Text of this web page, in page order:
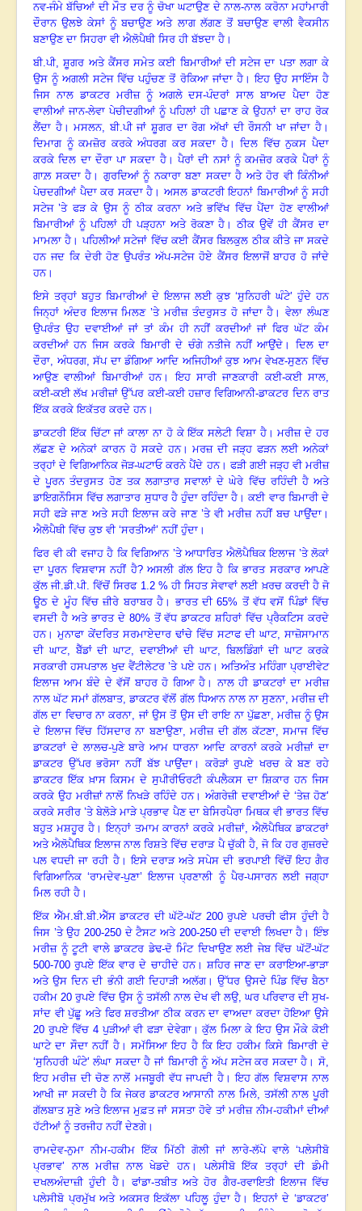
ਨਵ-ਜੰਮੇ ਬੱਚਿਆਂ ਦੀ ਮੌਤ ਦਰ ਨੂੰ ਚੋਖਾ ਘਟਾਉਣ ਦੇ ਨਾਲ-ਨਾਲ ਕਰੋਨਾ ਮਹਾਂਮਾਰੀ
ਦੌਰਾਨ ਉਲਝੇ ਕੇਸਾਂ ਨੂੰ ਬਚਾਉਣ ਅਤੇ ਲਾਗ ਲੱਗਣ ਤੋਂ ਬਚਾਉਣ ਵਾਲੀ ਵੈਕਸੀਨ
ਬਣਾਉਣ ਦਾ ਸਿਹਰਾ ਵੀ ਐਲੋਪੈਥੀ ਸਿਰ ਹੀ ਬੱਝਦਾ ਹੈ ।
ਬੀ.ਪੀ, ਸ਼ੂਗਰ ਅਤੇ ਕੈਂਸਰ ਸਮੇਤ ਕਈ ਬਿਮਾਰੀਆਂ ਦੀ ਸਟੇਜ ਦਾ ਪਤਾ ਲਗਾ ਕੇ
ਉਸ ਨੂੰ ਅਗਲੀ ਸਟੇਜ ਵਿੱਚ ਪਹੁੰਚਣ ਤੋਂ ਰੋਕਿਆ ਜਾਂਦਾ ਹੈ।ਇਹ ਉਹ ਸਾਇੰਸ ਹੈ
ਜਿਸ ਨਾਲ ਡਾਕਟਰ ਮਰੀਜ਼ ਨੂੰ ਅਗਲੇ ਦਸ-ਪੰਦਰਾਂ ਸਾਲ ਬਾਅਦ ਪੈਦਾ ਹੋਣ
ਵਾਲੀਆਂ ਜਾਨ-ਲੇਵਾ ਪੇਚੀਦਗੀਆਂ ਨੂੰ ਪਹਿਲਾਂ ਹੀ ਪਛਾਣ ਕੇ ਉਹਨਾਂ ਦਾ ਰਾਹ ਰੋਕ
ਲੈਂਦਾ ਹੈ।ਮਸਲਨ, ਬੀ.ਪੀ ਜਾਂ ਸ਼ੂਗਰ ਦਾ ਰੋਗ ਅੱਖਾਂ ਦੀ ਰੌਸਨੀ ਖਾ ਜਾਂਦਾ ਹੈ।
ਦਿਮਾਗ ਨੂੰ ਕਮਜ਼ੋਰ ਕਰਕੇ ਅੰਧਰਗ ਕਰ ਸਕਦਾ ਹੈ। ਦਿਲ ਵਿੱਚ ਨੁਕਸ ਪੈਦਾ
ਕਰਕੇ ਦਿਲ ਦਾ ਦੌਰਾ ਪਾ ਸਕਦਾ ਹੈ। ਪੈਰਾਂ ਦੀ ਨਸਾਂ ਨੂੰ ਕਮਜ਼ੋਰ ਕਰਕੇ ਪੈਰਾਂ ਨੂੰ
ਗਾਲ਼ ਸਕਦਾ ਹੈ। ਗੁਰਦਿਆਂ ਨੂੰ ਨਕਾਰਾ ਬਣਾ ਸਕਦਾ ਹੈ ਅਤੇ ਹੋਰ ਵੀ ਕਿੰਨੀਆਂ
ਪੇਚਦਗੀਆਂ ਪੈਦਾ ਕਰ ਸਕਦਾ ਹੈ ।ਅਸਲ ਡਾਕਟਰੀ ਇਹਨਾਂ ਬਿਮਾਰੀਆਂ ਨੂੰ ਸਹੀ
ਸਟੇਜ ’ਤੇ ਫੜ ਕੇ ਉਸ ਨੂੰ ਠੀਕ ਕਰਨਾ ਅਤੇ ਭਵਿੱਖ ਵਿੱਚ ਪੈਂਦਾ ਹੋਣ ਵਾਲੀਆਂ
ਬਿਮਾਰੀਆਂ ਨੂੰ ਪਹਿਲਾਂ ਹੀ ਪੜ੍ਹਨਾ ਅਤੇ ਰੋਕਣਾ ਹੈ ।ਠੀਕ ਉਵੇਂ ਹੀ ਕੈਂਸਰ ਦਾ
ਮਾਮਲਾ ਹੈ । ਪਹਿਲੀਆਂ ਸਟੇਜਾਂ ਵਿੱਚ ਕਈ ਕੈਂਸਰ ਬਿਲਕੁਲ ਠੀਕ ਕੀਤੇ ਜਾ ਸਕਦੇ
ਹਨ ਜਦ ਕਿ ਦੇਰੀ ਹੋਣ ਉਪਰੰਤ ਅੱਪ-ਸਟੇਜ ਹੋਏ ਕੈਂਸਰ ਇਲਾਜੋਂ ਬਾਹਰ ਹੋ ਜਾਂਦੇ
ਹਨ।
ਇਸੇ ਤਰ੍ਹਾਂ ਬਹੁਤ ਬਿਮਾਰੀਆਂ ਦੇ ਇਲਾਜ ਲਈ ਕੁਝ ‘ਸੁਨਿਹਰੀ ਘੰਟੇ’ ਹੁੰਦੇ ਹਨ
ਜਿਨ੍ਹਾਂ ਅੰਦਰ ਇਲਾਜ ਮਿਲਣ ’ਤੇ ਮਰੀਜ਼ ਤੰਦਰੁਸਤ ਹੋ ਜਾਂਦਾ ਹੈ ।ਵੇਲਾ ਲੰਘਣ
ਉਪਰੰਤ ਉਹ ਦਵਾਈਆਂ ਜਾਂ ਤਾਂ ਕੰਮ ਹੀ ਨਹੀਂ ਕਰਦੀਆਂ ਜਾਂ ਫਿਰ ਘੱਟ ਕੰਮ
ਕਰਦੀਆਂ ਹਨ ਜਿਸ ਕਰਕੇ ਬਿਮਾਰੀ ਦੇ ਚੰਗੇ ਨਤੀਜੇ ਨਹੀਂ ਆਉਂਦੇ । ਦਿਲ ਦਾ
ਦੌਰਾ, ਅੰਧਰਗ, ਸੱਪ ਦਾ ਡੰਗਿਆ ਆਦਿ ਅਜਿਹੀਆਂ ਕੁਝ ਆਮ ਵੇਖਣ-ਸੁਣਨ ਵਿੱਚ
ਆਉਣ ਵਾਲੀਆਂ ਬਿਮਾਰੀਆਂ ਹਨ।ਇਹ ਸਾਰੀ ਜਾਣਕਾਰੀ ਕਈ-ਕਈ ਸਾਲ,
ਕਈ-ਕਈ ਲੱਖ ਮਰੀਜ਼ਾਂ ਉੱਪਰ ਕਈ-ਕਈ ਹਜ਼ਾਰ ਵਿਗਿਆਨੀ-ਡਾਕਟਰ ਦਿਨ ਰਾਤ
ਇੱਕ ਕਰਕੇ ਇਕੱਤਰ ਕਰਦੇ ਹਨ।
ਡਾਕਟਰੀ ਇੱਕ ਚਿੱਟਾ ਜਾਂ ਕਾਲਾ ਨਾ ਹੋ ਕੇ ਇੱਕ ਸਲੇਟੀ ਵਿਸ਼ਾ ਹੈ।ਮਰੀਜ਼ ਦੇ ਹਰ
ਲੱਛਣ ਦੇ ਅਨੇਕਾਂ ਕਾਰਨ ਹੋ ਸਕਦੇ ਹਨ।ਮਰਜ਼ ਦੀ ਜੜ੍ਹ ਫੜਨ ਲਈ ਅਨੇਕਾਂ
ਤਰ੍ਹਾਂ ਦੇ ਵਿਗਿਆਨਿਕ ਜੋੜ-ਘਟਾਓ ਕਰਨੇ ਪੈਂਦੇ ਹਨ। ਫੜੀ ਗਈ ਜੜ੍ਹ ਵੀ ਮਰੀਜ਼
ਦੇ ਪੂਰਨ ਤੰਦਰੁਸਤ ਹੋਣ ਤਕ ਲਗਾਤਾਰ ਸਵਾਲਾਂ ਦੇ ਘੇਰੇ ਵਿੱਚ ਰਹਿੰਦੀ ਹੈ ਅਤੇ
ਡਾਇਗਨੌਸਿਸ ਵਿੱਚ ਲਗਾਤਾਰ ਸੁਧਾਰ ਹੈ ਹੁੰਦਾ ਰਹਿੰਦਾ ਹੈ ।ਕਈ ਵਾਰ ਬਿਮਾਰੀ ਦੇ
ਸਹੀ ਫੜੇ ਜਾਣ ਅਤੇ ਸਹੀ ਇਲਾਜ ਕਰੇ ਜਾਣ ’ਤੇ ਵੀ ਮਰੀਜ਼ ਨਹੀਂ ਬਚ ਪਾਉਂਦਾ ।
ਐਲੋਪੈਥੀ ਵਿੱਚ ਕੁਝ ਵੀ ‘ਸਰਤੀਆਂ’ ਨਹੀਂ ਹੁੰਦਾ ।
ਫਿਰ ਵੀ ਕੀ ਵਜਾਹ ਹੈ ਕਿ ਵਿਗਿਆਨ ’ਤੇ ਆਧਾਰਿਤ ਐਲੋਪੈਥਿਕ ਇਲਾਜ ’ਤੇ ਲੋਕਾਂ
ਦਾ ਪੂਰਨ ਵਿਸ਼ਵਾਸ ਨਹੀਂ ਹੈ? ਅਸਲੀ ਗੱਲ ਇਹ ਹੈ ਕਿ ਭਾਰਤ ਸਰਕਾਰ ਆਪਣੇ
ਕੁੱਲ ਜੀ.ਡੀ.ਪੀ. ਵਿੱਚੋਂ ਸਿਰਫ 1.2 % ਹੀ ਸਿਹਤ ਸੇਵਾਵਾਂ ਲਈ ਖ਼ਰਚ ਕਰਦੀ ਹੈ ਜੋ
ਊਠ ਦੇ ਮੂੰਹ ਵਿੱਚ ਜ਼ੀਰੇ ਬਰਾਬਰ ਹੈ । ਭਾਰਤ ਦੀ 65% ਤੋਂ ਵੱਧ ਵਸੋਂ ਪਿੰਡਾਂ ਵਿੱਚ
ਵਸਦੀ ਹੈ ਅਤੇ ਭਾਰਤ ਦੇ 80% ਤੋਂ ਵੱਧ ਡਾਕਟਰ ਸ਼ਹਿਰਾਂ ਵਿੱਚ ਪ੍ਰੈਕਟਿਸ ਕਰਦੇ
ਹਨ। ਮੁਨਾਫਾ ਕੇਂਦਰਿਤ ਸਰਮਾਏਦਾਰ ਢਾਂਚੇ ਵਿੱਚ ਸਟਾਫ ਦੀ ਘਾਟ, ਸਾਜ਼ੋਸਾਮਾਨ
ਦੀ ਘਾਟ, ਬੈੱਡਾਂ ਦੀ ਘਾਟ, ਦਵਾਈਆਂ ਦੀ ਘਾਟ, ਬਿਲਡਿੰਗਾਂ ਦੀ ਘਾਟ ਕਰਕੇ
ਸਰਕਾਰੀ ਹਸਪਤਾਲ ਖੁਦ ਵੈਂਟੀਲੇਟਰ ’ਤੇ ਪਏ ਹਨ।ਅਤਿਅੰਤ ਮਹਿੰਗਾ ਪ੍ਰਾਈਵੇਟ
ਇਲਾਜ ਆਮ ਬੰਦੇ ਦੇ ਵੱਸੋਂ ਬਾਹਰ ਹੋ ਗਿਆ ਹੈ । ਨਾਲ ਹੀ ਡਾਕਟਰਾਂ ਦਾ ਮਰੀਜ਼
ਨਾਲ ਘੱਟ ਸਮਾਂ ਗੱਲਬਾਤ, ਡਾਕਟਰ ਵੱਲੋਂ ਗੱਲ ਧਿਆਨ ਨਾਲ ਨਾ ਸੁਣਨਾ, ਮਰੀਜ਼ ਦੀ
ਗੱਲ ਦਾ ਵਿਚਾਰ ਨਾ ਕਰਨਾ, ਜਾਂ ਉਸ ਤੋਂ ਉਸ ਦੀ ਰਾਇ ਨਾ ਪੁੱਛਣਾ, ਮਰੀਜ਼ ਨੂੰ ਉਸ
ਦੇ ਇਲਾਜ ਵਿੱਚ ਹਿੱਸਦਾਰ ਨਾ ਬਣਾਉਣਾ, ਮਰੀਜ਼ ਦੀ ਗੱਲ ਕੱਟਣਾ, ਸਮਾਜ ਵਿੱਚ
ਡਾਕਟਰਾਂ ਦੇ ਲਾਲਚ-ਪੁਣੇ ਬਾਰੇ ਆਮ ਧਾਰਨਾ ਆਦਿ ਕਾਰਨਾਂ ਕਰਕੇ ਮਰੀਜ਼ਾਂ ਦਾ
ਡਾਕਟਰ ਉੱਪਰ ਭਰੋਸਾ ਨਹੀਂ ਬੱਝ ਪਾਉਂਦਾ ।
ਕਰੋੜਾਂ ਰੁਪਏ ਖਰਚ ਕੇ ਬਣ ਰਹੇ
ਡਾਕਟਰ ਇੱਕ ਖ਼ਾਸ ਕਿਸਮ ਦੇ ਸੁਪੀਰੀਓਰਟੀ ਕੰਪਲੈਕਸ ਦਾ ਸ਼ਿਕਾਰ ਹਨ ਜਿਸ
ਕਰਕੇ ਉਹ ਮਰੀਜ਼ਾਂ ਨਾਲੋਂ ਨਿਖੜੇ ਰਹਿੰਦੇ ਹਨ। ਅੰਗਰੇਜ਼ੀ ਦਵਾਈਆਂ ਦੇ ‘ਤੇਜ਼ ਹੋਣ’
ਕਰਕੇ ਸਰੀਰ ’ਤੇ ਬੇਲੋੜੇ ਮਾੜੇ ਪ੍ਰਭਾਵ ਪੈਣ ਦਾ ਬੇਸਿਰਪੈਰਾ ਮਿਥਕ ਵੀ ਭਾਰਤ ਵਿੱਚ
ਬਹੁਤ ਮਸ਼ਹੂਰ ਹੈ।ਇਨ੍ਹਾਂ ਤਮਾਮ ਕਾਰਨਾਂ ਕਰਕੇ ਮਰੀਜ਼ਾਂ, ਐਲੋਪੈਥਿਕ ਡਾਕਟਰਾਂ
ਅਤੇ ਐਲੋਪੈਥਿਕ ਇਲਾਜ ਨਾਲ ਰਿਸ਼ਤੇ ਵਿੱਚ ਦਰਾੜ ਪੈ ਚੁੱਕੀ ਹੈ, ਜੋ ਕਿ ਹਰ ਗੁਜ਼ਰਦੇ
ਪਲ ਵਧਦੀ ਜਾ ਰਹੀ ਹੈ।ਇਸੇ ਦਰਾੜ ਅਤੇ ਸਪੇਸ ਦੀ ਭਰਪਾਈ ਵਿੱਚੋਂ ਇਹ ਗੈਰ
ਵਿਗਿਆਨਿਕ ‘ਰਾਮਦੇਵ-ਪੁਣਾ’ ਇਲਾਜ ਪ੍ਰਣਾਲੀ ਨੂੰ ਪੈਰ-ਪਸਾਰਨ ਲਈ ਜਗ੍ਹਾ
ਮਿਲ ਰਹੀ ਹੈ ।
ਇੱਕ ਐੱਮ.ਬੀ.ਬੀ.ਐੱਸ ਡਾਕਟਰ ਦੀ ਘੱਟੋ-ਘੱਟ 200 ਰੁਪਏ ਪਰਚੀ ਫੀਸ ਹੁੰਦੀ ਹੈ
ਜਿਸ ’ਤੇ ਉਹ 200-250 ਦੇ ਟੈਸਟ ਅਤੇ 200-250 ਦੀ ਦਵਾਈ ਲਿਖਦਾ ਹੈ ।ਇੰਝ
ਮਰੀਜ਼ ਨੂੰ ਟੂਟੀ ਵਾਲੇ ਡਾਕਟਰ ਡੇਢ-ਦੋ ਮਿੰਟ ਦਿਖਾਉਣ ਲਈ ਜੇਬ ਵਿੱਚ ਘੱਟੋਂ-ਘੱਟ
500-700 ਰੁਪਏ ਇੱਕ ਵਾਰ ਦੇ ਚਾਹੀਦੇ ਹਨ। ਸ਼ਹਿਰ ਜਾਣ ਦਾ ਕਰਾਇਆ-ਭਾੜਾ
ਅਤੇ ਉਸ ਦਿਨ ਦੀ ਭੰਨੀ ਗਈ ਦਿਹਾੜੀ ਅਲੱਗ।ਉੱਧਰ ਉਸਦੇ ਪਿੰਡ ਵਿੱਚ ਬੈਠਾ
ਹਕੀਮ 20 ਰੁਪਏ ਵਿੱਚ ਉਸ ਨੂੰ ਤਸੱਲੀ ਨਾਲ ਦੇਖ ਵੀ ਲਉ, ਘਰ ਪਰਿਵਾਰ ਦੀ ਸੁਖ-
ਸਾਂਦ ਵੀ ਪੁੱਛੂ ਅਤੇ ਫਿਰ ਸ਼ਰਤੀਆ ਠੀਕ ਕਰਨ ਦਾ ਵਾਅਦਾ ਕਰਦਾ ਹੋਇਆ ਉਸੇ
20 ਰੁਪਏ ਵਿੱਚ 4 ਪੁੜੀਆਂ ਵੀ ਫੜਾ ਦੇਵੇਗਾ।ਕੁੱਲ ਮਿਲਾ ਕੇ ਇਹ ਉਸ ਮੌਕੇ ਕੋਈ
ਘਾਟੇ ਦਾ ਸੌਦਾ ਨਹੀਂ ਹੈ। ਸਮੱਸਿਆ ਇਹ ਹੈ ਕਿ ਇਹ ਹਕੀਮ ਕਿਸੇ ਬਿਮਾਰੀ ਦੇ
‘ਸੁਨਿਹਰੀ ਘੰਟੇ’ ਲੰਘਾ ਸਕਦਾ ਹੈ ਜਾਂ ਬਿਮਾਰੀ ਨੂੰ ਅੱਪ ਸਟੇਜ ਕਰ ਸਕਦਾ ਹੈ ।ਸੋ,
ਇਹ ਮਰੀਜ਼ ਦੀ ਚੋਣ ਨਾਲੋਂ ਮਜਬੂਰੀ ਵੱਧ ਜਾਪਦੀ ਹੈ।ਇਹ ਗੱਲ ਵਿਸ਼ਵਾਸ ਨਾਲ
ਆਖੀ ਜਾ ਸਕਦੀ ਹੈ ਕਿ ਜੇਕਰ ਡਾਕਟਰ ਆਸਾਨੀ ਨਾਲ ਮਿਲੇ, ਤਸੱਲੀ ਨਾਲ ਪੂਰੀ
ਗੱਲਬਾਤ ਸੁਣੇ ਅਤੇ ਇਲਾਜ ਮੁਫ਼ਤ ਜਾਂ ਸਸਤਾ ਹੋਵੇ ਤਾਂ ਮਰੀਜ਼ ਨੀਮ-ਹਕੀਮਾਂ ਦੀਆਂ
ਹੱਟੀਆਂ ਨੂੰ ਤਰਜੀਹ ਨਹੀਂ ਦੇਣਗੇ।
ਰਾਮਦੇਵ-ਨੁਮਾ ਨੀਮ-ਹਕੀਮ ਇੱਕ ਮਿੱਠੀ ਗੋਲੀ ਜਾਂ ਲਾਰੇ-ਲੱਪੇ ਵਾਲੇ ‘ਪਲੇਸੀਬੋ
ਪ੍ਰਭਾਵ’ ਨਾਲ ਮਰੀਜ਼ ਨਾਲ ਖੇਡਦੇ ਹਨ। ਪਲੇਸੀਬੋ ਇੱਕ ਤਰ੍ਹਾਂ ਦੀ ਡੰਮੀ
ਦਖਲਅੰਦਾਜ਼ੀ ਹੁੰਦੀ ਹੈ। ਫਾਂਡਾ-ਤਬੀਤ ਅਤੇ ਹੋਰ ਗੈਰ-ਰਵਾਇਤੀ ਇਲਾਜ ਵਿੱਚ
ਪਲੇਸੀਬੋ ਪ੍ਰਮੁੱਖ ਅਤੇ ਅਕਸਰ ਇਕੱਲਾ ਪਹਿਲੂ ਹੁੰਦਾ ਹੈ ।ਇਹਨਾਂ ਦੇ ‘ਡਾਕਟਰ’